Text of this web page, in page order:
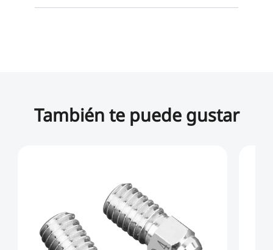
También te puede gustar